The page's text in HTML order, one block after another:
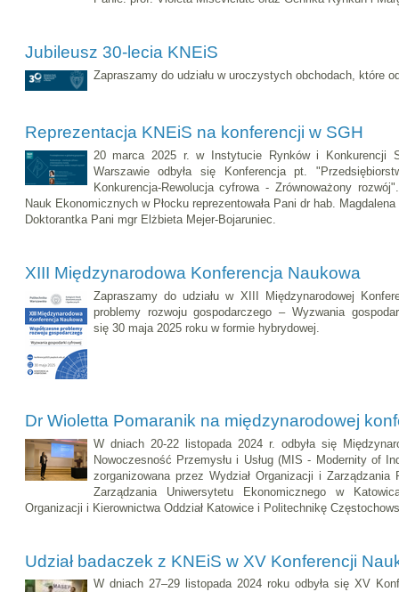
Jubileusz 30-lecia KNEiS
Zapraszamy do udziału w uroczystych obchodach, które
Reprezentacja KNEiS na konferencji w SGH
20 marca 2025 r. w Instytucie Rynków i Konkurencji
Warszawie odbyła się Konferencja pt.
Konkurencja-Rewolucja cyfrowa - Zrównoważony
Nauk Ekonomicznych w Płocku reprezentowała Pani dr hab.
Doktorantka Pani mgr Elżbieta Mejer-Bojaruniec.
XIII Międzynarodowa Konferencja Naukowa
Zapraszamy do udziału w XIII Międzynarodowej
problemy rozwoju gospodarczego – Wyzwania
się 30 maja 2025 roku w formie hybrydowej.
Dr Wioletta Pomaranik na międzynarodowej
W dniach 20-22 listopada 2024 r. odbyła się
Nowoczesność Przemysłu i Usług (MIS - Modernity of
zorganizowana przez Wydział Organizacji i Zarządzania
Zarządzania Uniwersytetu Ekonomicznego w
Organizacji i Kierownictwa Oddział Katowice i Politechnikę
Udział badaczek z KNEiS w XV Konferencji
W dniach 27–29 listopada 2024 roku odbyła się XV